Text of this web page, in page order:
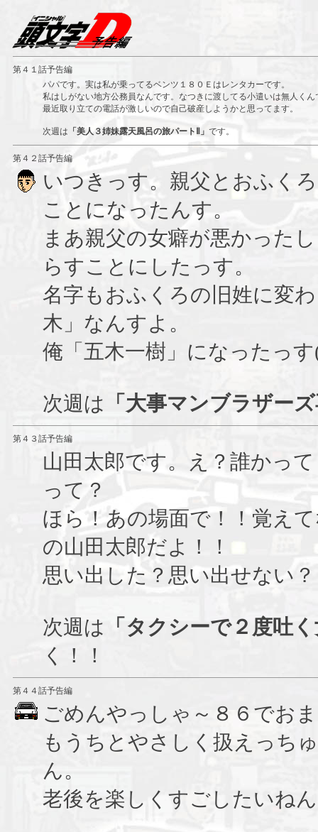
第４１話予告編
パパです。実は私が乗ってるベンツ１８０Ｅはレンタカーです。
私はしがない地方公務員なんです。なつきに渡してる小遣いは無人く
最近取り立ての電話が激しいので自己破産しようかと思ってます。
次週は 「美人３姉妹露天風呂の旅パートⅡ」 です。
第４２話予告編
いつきっす。親父とおふく
ことになったんす。
まあ親父の女癖が悪かった
らすことにしたっす。
名字もおふくろの旧姓に変
木」なんすよ。
俺「五木一樹」になったっ
次週は 「大事マンブラザー
第４３話予告編
山田太郎です。え？誰かっ
って？
ほら！あの場面で！！覚え
の山田太郎だよ！！
思い出した？思い出せない
次週は 「タクシーで２度吐
く！！
第４４話予告編
ごめんやっしゃ～８６でお
もうちとやさしく扱えっち
ん。
老後を楽しくすごしたいね